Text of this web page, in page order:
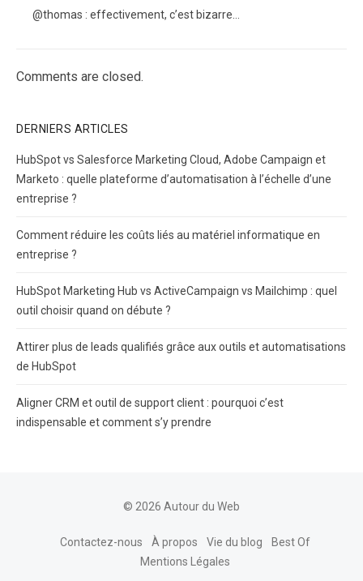
@thomas : effectivement, c’est bizarre…
Comments are closed.
DERNIERS ARTICLES
HubSpot vs Salesforce Marketing Cloud, Adobe Campaign et
Marketo : quelle plateforme d’automatisation à l’échelle d’une
entreprise ?
Comment réduire les coûts liés au matériel informatique en
entreprise ?
HubSpot Marketing Hub vs ActiveCampaign vs Mailchimp : quel
outil choisir quand on débute ?
Attirer plus de leads qualifiés grâce aux outils et automatisations
de HubSpot
Aligner CRM et outil de support client : pourquoi c’est
indispensable et comment s’y prendre
© 2026 Autour du Web
Contactez-nous À propos Vie du blog
Best Of
Mentions Légales